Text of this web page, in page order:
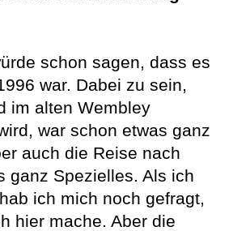
schon sagen, dass es
war. Dabei zu sein,
im alten Wembley
war schon etwas ganz
auch die Reise nach
ganz Spezielles. Als ich
ich mich noch gefragt,
hier mache. Aber die